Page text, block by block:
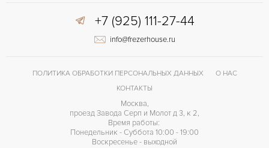
Двойной сложности застежка
ДЛИНА БРАСЛЕТА, ДЛИННАЯ СТОРОНА
Без цифр
+7 (925) 111-27-44
info@frezerhouse.ru
ПОЛИТИКА ОБРАБОТКИ ПЕРСОНАЛЬНЫХ ДАННЫХ
О НАС
КОНТАКТЫ
Москва,
проезд Завода Серп и Молот д 3, к 2,
Время работы:
Понедельник - Суббота 10:00 - 19:00
Воскресенье - выходной